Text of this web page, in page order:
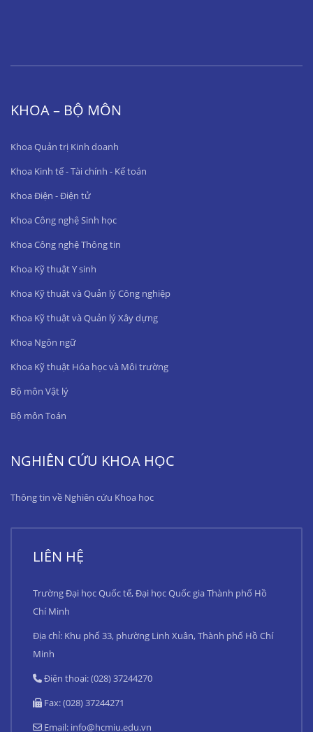
KHOA – BỘ MÔN
Khoa Quản trị Kinh doanh
Khoa Kinh tế - Tài chính - Kế toán
Khoa Điện - Điện tử
Khoa Công nghệ Sinh học
Khoa Công nghệ Thông tin
Khoa Kỹ thuật Y sinh
Khoa Kỹ thuật và Quản lý Công nghiệp
Khoa Kỹ thuật và Quản lý Xây dựng
Khoa Ngôn ngữ
Khoa Kỹ thuật Hóa học và Môi trường
Bộ môn Vật lý
Bộ môn Toán
NGHIÊN CỨU KHOA HỌC
Thông tin về Nghiên cứu Khoa học
LIÊN HỆ
Trường Đại học Quốc tế, Đại học Quốc gia Thành phố Hồ
Chí Minh
Địa chỉ: Khu phố 33, phường Linh Xuân, Thành phố Hồ Chí
Minh
Điện thoại: (028) 37244270
Fax: (028) 37244271
Email: info@hcmiu.edu.vn